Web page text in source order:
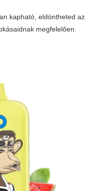
kapható, eldöntheted az
megfelelően.